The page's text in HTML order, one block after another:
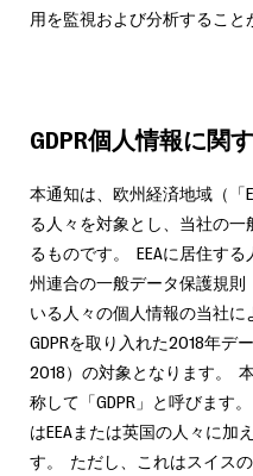
用を監視および分析すること
GDPR個人情報に関
本通知は、欧州経済地域（「
る人々を対象とし、当社の
るものです。 EEAに居住す
州連合の一般データ保護規則
いる人々の個人情報の当社に
GDPRを取り入れた2018年デ
2018）の対象となります。
称して「GDPR」と呼びます
はEEAまたは英国の人々に加
す。 ただし、これはスイス